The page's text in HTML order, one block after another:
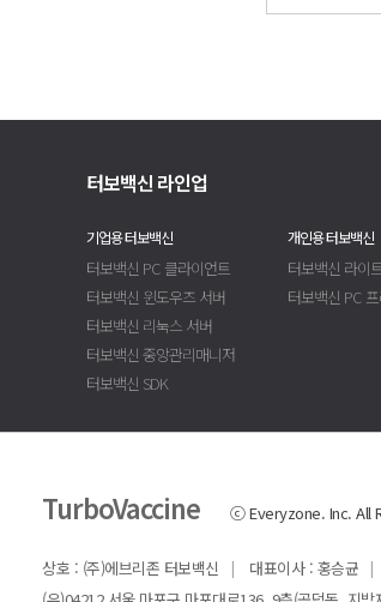
터보백신 라인업
기업용 터보백신
터보백신 PC 클라이언트
터보백신 윈도우즈 서버
터보백신 리눅스 서버
터보백신 중앙관리매니저
터보백신 SDK
개인용 터보백신
터보백신 라이
터보백신 PC
TurboVaccine ⓒ Everyzone. Inc. All
상호 : (주)에브리존 터보백신 | 대표이사 : 홍승균 |